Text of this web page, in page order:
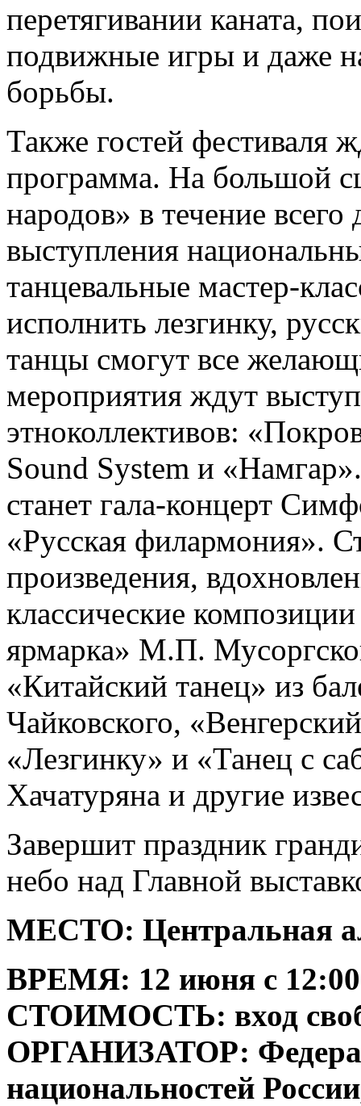
перетягивании каната,
подвижные игры и даже
борьбы.
Также гостей фестиваля
программа. На большой
народов» в течение
выступления
танцевальные мастер-
исполнить лезгинку,
танцы смогут все
мероприятия ждут
этноколлективов:
Sound System и
станет гала-концерт
«Русская филармония».
произведения,
классические
ярмарка» М.П.
«Китайский танец» из
Чайковского,
«Лезгинку» и «Танец с
Хачатуряна и другие
Завершит праздник
небо над Главной
МЕСТО: Центральная
ВРЕМЯ: 12 июня с
СТОИМОСТЬ: вход
ОРГАНИЗАТОР:
национальностей